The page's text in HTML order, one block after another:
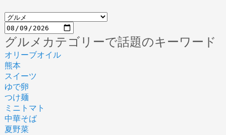
グルメカテゴリーで話題のキーワード
オリーブオイル
熊本
スイーツ
ゆで卵
つけ麺
ミニトマト
中華そば
夏野菜